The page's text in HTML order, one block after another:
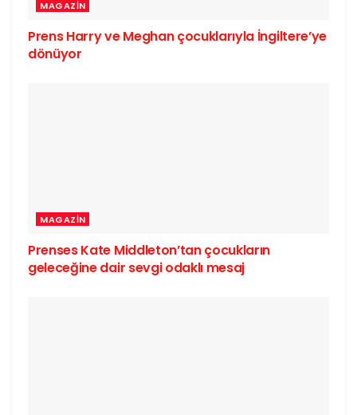
MAGAZIN
Prens Harry ve Meghan çocuklarıyla İngiltere’ye
dönüyor
MAGAZIN
Prenses Kate Middleton’tan çocukların
geleceğine dair sevgi odaklı mesaj